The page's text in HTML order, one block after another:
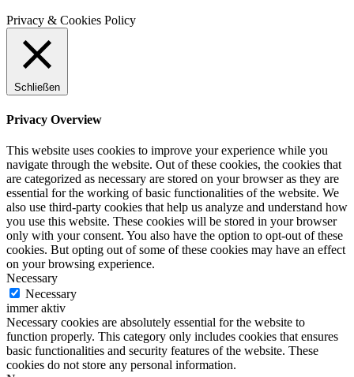
Privacy & Cookies Policy
Schließen
Privacy Overview
This website uses cookies to improve your experience while you
navigate through the website. Out of these cookies, the cookies that
are categorized as necessary are stored on your browser as they are
essential for the working of basic functionalities of the website. We
also use third-party cookies that help us analyze and understand how
you use this website. These cookies will be stored in your browser
only with your consent. You also have the option to opt-out of these
cookies. But opting out of some of these cookies may have an effect
on your browsing experience.
Necessary
Necessary
immer aktiv
Necessary cookies are absolutely essential for the website to
function properly. This category only includes cookies that ensures
basic functionalities and security features of the website. These
cookies do not store any personal information.